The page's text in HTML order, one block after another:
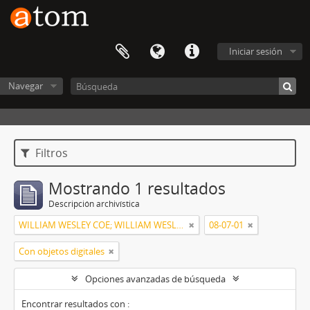
Iniciar sesión
Navegar
Filtros
Mostrando 1 resultados
Descripción archivística
WILLIAM WESLEY COE; WILLIAM WESLEY COE JUNIOR 08-07-01
Con objetos digitales
Opciones avanzadas de búsqueda
Encontrar resultados con :